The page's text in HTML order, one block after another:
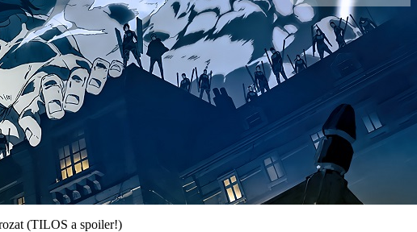
(TILOS a spoiler!)